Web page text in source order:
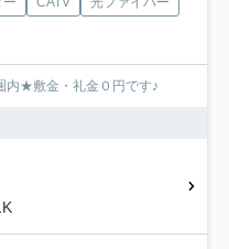
内★敷金・礼金０円です♪